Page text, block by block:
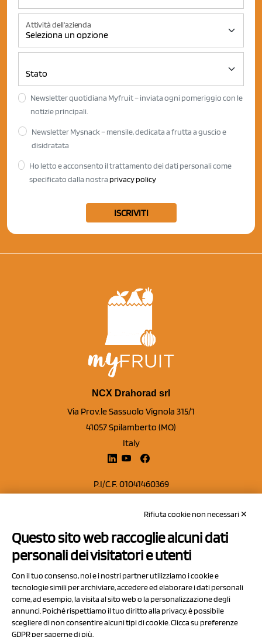
Attività dell'azienda
Newsletter quotidiana Myfruit – inviata ogni pomeriggio con le
notizie principali.
Newsletter Mysnack – mensile, dedicata a frutta a guscio e
disidratata
Ho letto e acconsento il trattamento dei dati personali come
specificato dalla nostra privacy policy
ISCRIVITI
NCX Drahorad srl
Via Prov.le Sassuolo Vignola 315/1
41057 Spilamberto (MO)
Italy
P.I/C.F. 01041460369
Capitale sociale Euro 50.000,00 i.v.
Contatti
Privacy Policy
Cookie Policy
Chi Siamo
Rifiuta cookie non necessari ✕
Questo sito web raccoglie alcuni dati
personali dei visitatori e utenti
Con il tuo consenso, noi e i nostri partner utilizziamo i cookie e
tecnologie simili per archiviare, accedere ed elaborare i dati personali
come, ad esempio, la visita al sito web o la personalizzazione degli
annunci. Poiché rispettiamo il tuo diritto alla privacy, è possibile
scegliere di non consentire alcuni tipi di cookie. Clicca su preferenze
GDPR per saperne di più.